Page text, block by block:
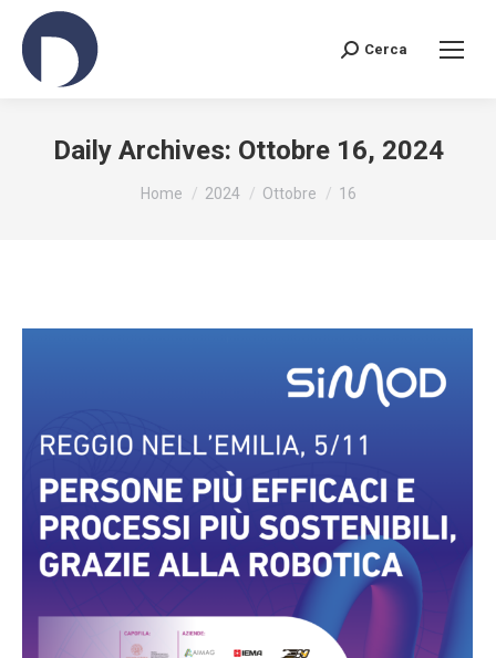
Search:
Cerca
Daily Archives: Ottobre 16, 2024
You are here:
Home 2024 Ottobre 16